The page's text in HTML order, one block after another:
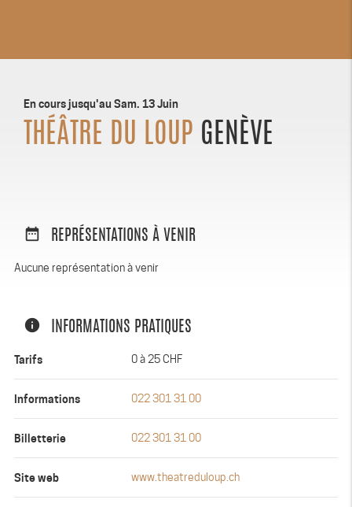
En cours jusqu'au Sam. 13 Juin
THÉÂTRE DU LOUP GENÈVE
date_range REPRÉSENTATIONS À VENIR
Aucune représentation à venir
info INFORMATIONS PRATIQUES
Tarifs 0 à 25 CHF
Informations 022 301 31 00
Billetterie 022 301 31 00
Site web www.theatreduloup.ch